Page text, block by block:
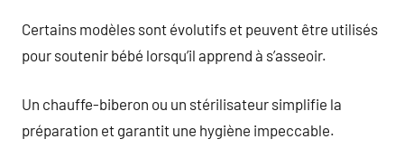
Certains modèles sont évolutifs et peuvent être utilisés
pour soutenir bébé lorsqu’il apprend à s’asseoir.
Un chauffe-biberon ou un stérilisateur simplifie la
préparation et garantit une hygiène impeccable.